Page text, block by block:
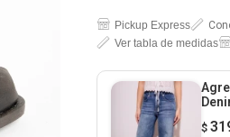
Pickup Express
Ver tabla de medidas
$